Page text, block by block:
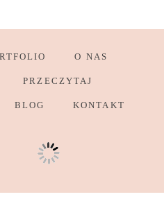
O NAS
PRZECZYTAJ
BLOG KONTAKT